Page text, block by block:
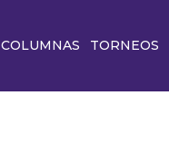
COLUMNAS TORNEOS